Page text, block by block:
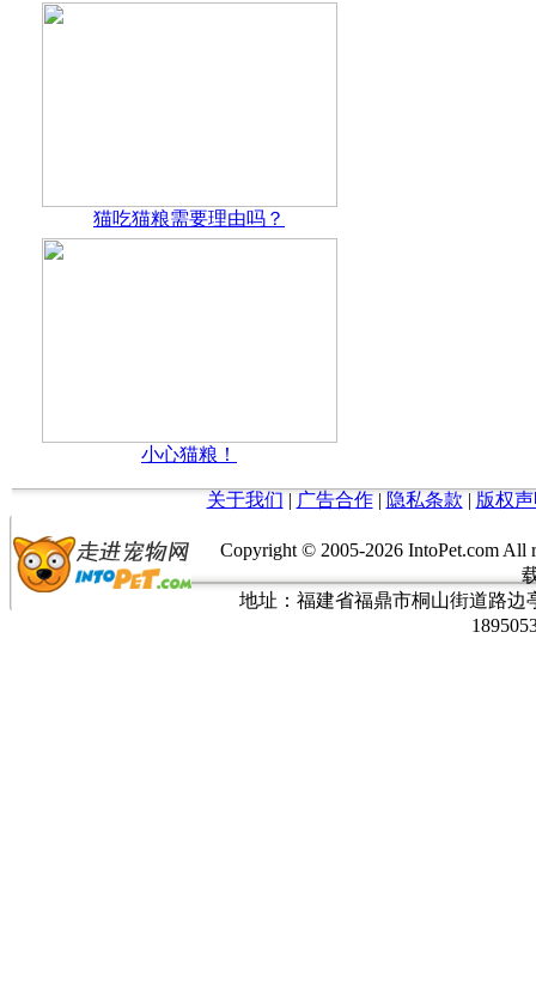
猫吃猫粮需要理由吗？
小心猫粮！
关于我们 | 广告合作| 隐私条款 | 版权
Copyright © 2005-2026 IntoPet.com
地址：福建省福鼎市桐山街道路边